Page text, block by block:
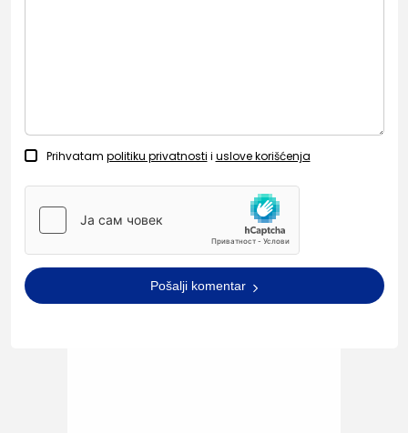
Prihvatam politiku privatnosti i uslove korišćenja
Pošalji komentar